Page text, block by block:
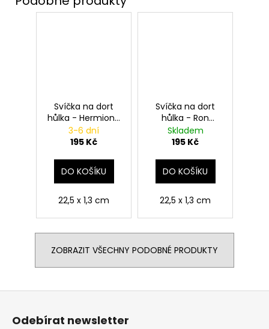
Svíčka na dort
hůlka - Hermiona
Grangerová,
Harry Potter
3-6 dní
195 Kč
DO KOŠÍKU
22,5 x 1,3 cm
Svíčka na dort
hůlka - Ron
Weasley, Harry
Potter
Skladem
195 Kč
DO KOŠÍKU
22,5 x 1,3 cm
ZOBRAZIT VŠECHNY PODOBNÉ PRODUKTY
Z
Odebírat newsletter